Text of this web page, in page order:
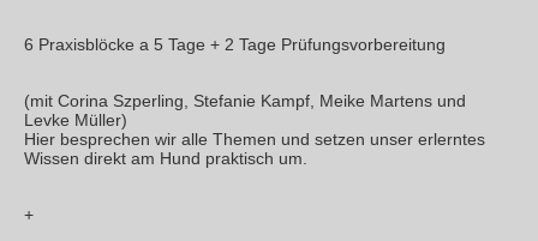
6 Praxisblöcke a 5 Tage + 2 Tage Prüfungsvorbereitung
(mit Corina Szperling, Stefanie Kampf, Meike Martens und
Levke Müller)
Hier besprechen wir alle Themen und setzen unser erlerntes
Wissen direkt am Hund praktisch um.
+